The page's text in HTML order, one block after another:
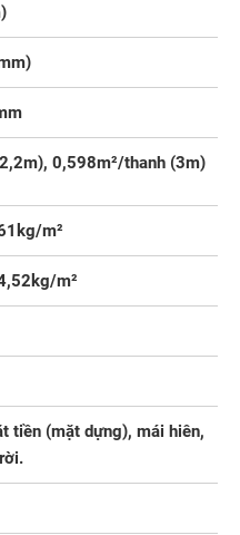
0,598m²/thanh (3m)
m²
m²
tiền (mặt dựng), mái hiên,